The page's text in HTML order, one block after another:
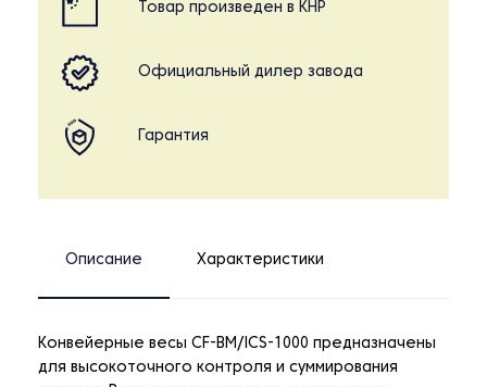
Товар произведен в КНР
Официальный дилер завода
Гарантия
Описание Характеристики
Конвейерные весы CF-BM/ICS-1000 предназначены
для высокоточного контроля и суммирования